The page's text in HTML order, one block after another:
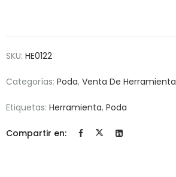
SKU: HE0122
Categorías: Poda, Venta De Herramienta
Etiquetas: Herramienta, Poda
Compartir en: